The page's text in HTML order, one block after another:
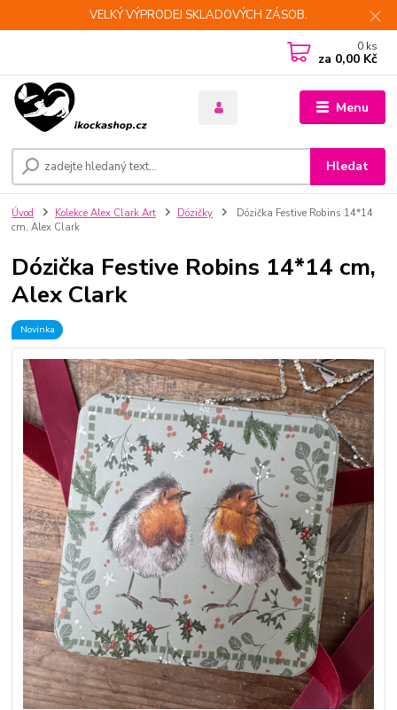
VELKÝ VÝPRODEJ SKLADOVÝCH ZÁSOB.
Menu
Hledat
0 ks
za 0,00 Kč
Úvod Kolekce Alex Clark Art Dózičky
Dózička Festive Robins 14*14
cm, Alex Clark
Dózička Festive Robins 14*14 cm,
Alex Clark
Novinka